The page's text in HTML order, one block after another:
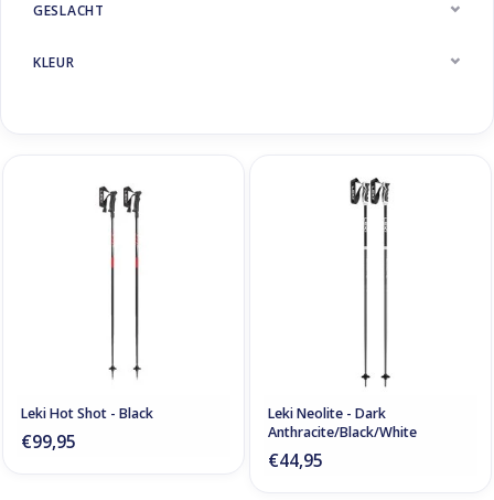
GESLACHT
KLEUR
Leki Hot Shot - Black
€99,95
Leki Neolite - Dark
Anthracite/Black/White
€44,95